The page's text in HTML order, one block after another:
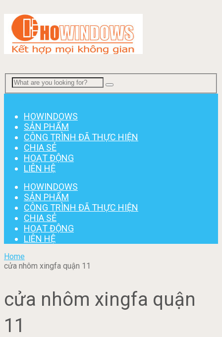
HOWINDOWS
SẢN PHẨM
CÔNG TRÌNH ĐÃ THỰC HIỆN
CHIA SẺ
HOẠT ĐỘNG
LIÊN HỆ
HOWINDOWS
SẢN PHẨM
CÔNG TRÌNH ĐÃ THỰC HIỆN
CHIA SẺ
HOẠT ĐỘNG
LIÊN HỆ
Home
cửa nhôm xingfa quận 11
cửa nhôm xingfa quận
11